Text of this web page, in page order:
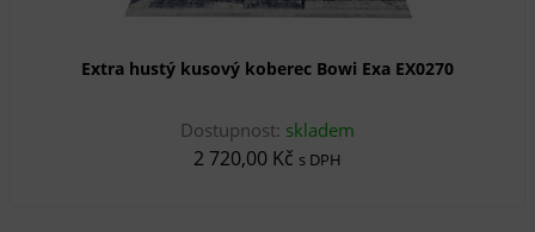
Extra hustý kusový koberec Bowi Exa EX0270
Dostupnost: skladem
2 720,00 Kč s DPH